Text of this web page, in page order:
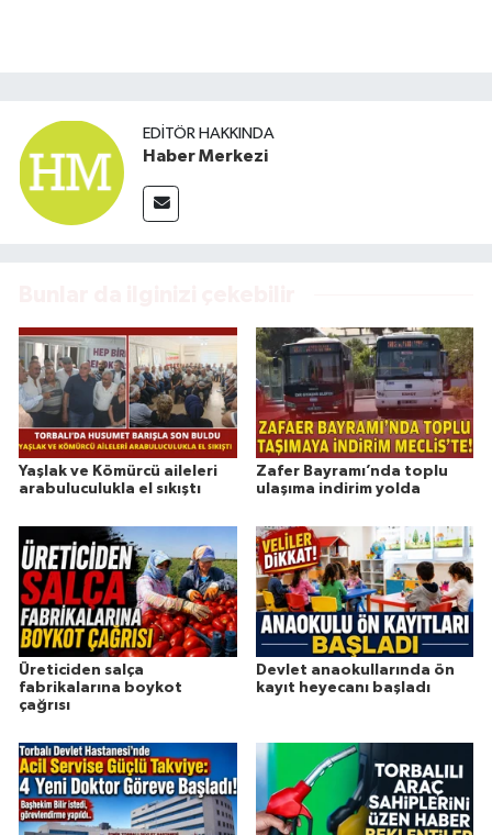
EDITÖR HAKKINDA
Haber Merkezi
Yaşlak ve Kömürcü aileleri
arabuluculukla el sıkıştı
Zafer Bayramı’nda toplu
ulaşıma indirim yolda
Üreticiden salça
fabrikalarına boykot
çağrısı
Devlet anaokullarında ön
kayıt heyecanı başladı